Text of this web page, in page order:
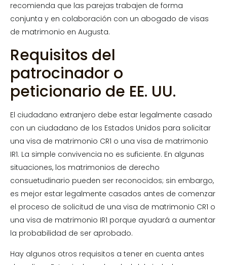
recomienda que las parejas trabajen de forma
conjunta y en colaboración con un abogado de visas
de matrimonio en Augusta.
Requisitos del
patrocinador o
peticionario de EE. UU.
El ciudadano extranjero debe estar legalmente casado
con un ciudadano de los Estados Unidos para solicitar
una visa de matrimonio CR1 o una visa de matrimonio
IR1. La simple convivencia no es suficiente. En algunas
situaciones, los matrimonios de derecho
consuetudinario pueden ser reconocidos; sin embargo,
es mejor estar legalmente casados antes de comenzar
el proceso de solicitud de una visa de matrimonio CR1 o
una visa de matrimonio IR1 porque ayudará a aumentar
la probabilidad de ser aprobado.
Hay algunos otros requisitos a tener en cuenta antes